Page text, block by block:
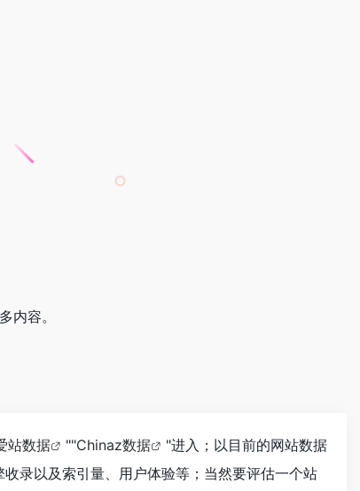
内容。
站数据 ""Chinaz数据
"进入；以目前的网站数据
录以及索引量、用户体验等；当然要评估一个站